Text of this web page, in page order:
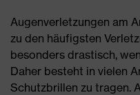
Augenverletzungen am
zu den häufigsten
besonders drastisch,
Daher besteht in vielen
Schutzbrillen zu tragen.